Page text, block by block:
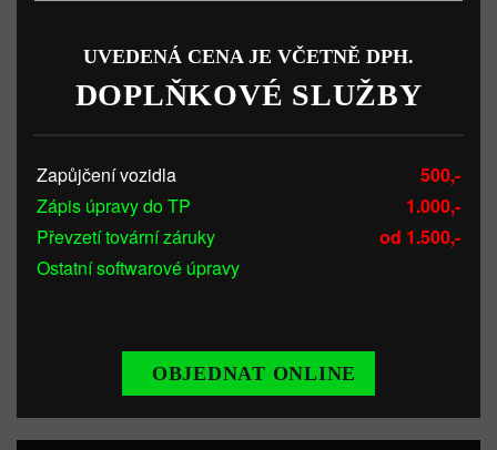
UVEDENÁ CENA JE VČETNĚ DPH.
DOPLŇKOVÉ SLUŽBY
Zapůjčení vozidla
500,-
Zápis úpravy do TP
1.000,-
Převzetí tovární záruky
od 1.500,-
Ostatní softwarové úpravy
OBJEDNAT ONLINE